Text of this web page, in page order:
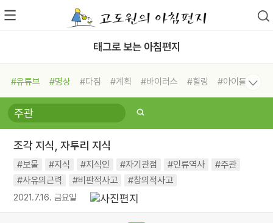
태그로 보는 아침편지
#유튜브 #명상 #다짐 #계획 #바이러스 #힐링
#아이들
#비전캠프
#독서캠프 #삶
#희망
#나눔 #친구 #링컨학교
#독서
#건강 #면역력
조각 지식, 자투리 지식
#보물 #지식 #지식인 #자기관점 #인류역사
#주관
#사유의근력
#비판적사고 #창의적사고
2021.7.16. 금요일